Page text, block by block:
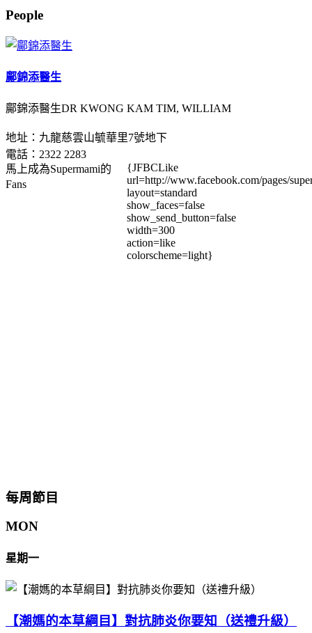
People
鄺錦添醫生
鄺錦添醫生DR KWONG KAM TIM, WILLIAM
地址：九龍慈雲山毓華里7號地下
電話：2322 2283
馬上成為Supermami的
Fans
{JFBCLike
url=http://www.facebook.com/pages/
layout=standard
show_faces=false
show_send_button=false
width=300
action=like
colorscheme=light}
每周節目
MON
星期一
【潮媽的本草綱目】對抗肺炎你要知（送禮升級）